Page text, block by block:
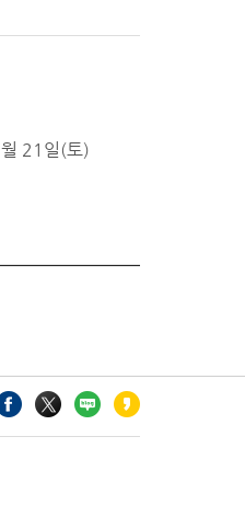
21일(토)